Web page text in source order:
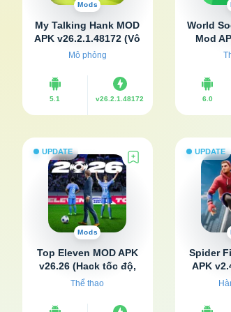
Mods
My Talking Hank MOD
APK v26.2.1.48172 (Vô
hạn tiền)
Mô phỏng
5.1 v26.2.1.48172
World
Mod
6.0
UPDATE
Mods
Top Eleven MOD APK
v26.26 (Hack tốc độ,
Không có quảng cáo)
Thể thao
UPDATE
Spider
APK